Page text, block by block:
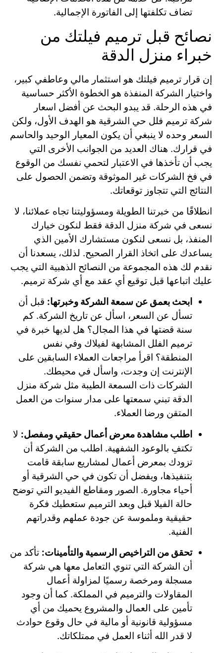
تضاف تكلفتها إلى الفاتورة الإجمالية.
نصائح قبل ترميم فيلتك من
خبراء منزل الدقة
إن قرار ترميم فيلتك هو استثمار مالي وعاطفي كبير،
واختيار الشركة المنفذة هو الخطوة الأكثر حساسية
في هذه الرحلة. قد يبدو البحث عن أفضل اسعار
شركة ترميم فلل حي الشرقية هو الهدف الأول، ولكن
السعر وحده لا ينبغي أن يكون المعيار الوحيد والحاسم
في قرارك. هناك العديد من الجوانب الأخرى التي
يجب أن تأخذها في الاعتبار لتحمي نفسك من الوقوع
في فخ الشركات غير الموثوقة وتضمن الحصول على
النتائج التي تتجاوز توقعاتك.
انطلاقًا من خبرتنا الطويلة ومسؤوليتنا تجاه عملائنا، لا
نسعى في شركة منزل الدقة فقط لنكون خيارك
المنفذ، بل نسعى لنكون مستشارك الأمين الذي
يساعدك على اتخاذ القرار الصحيح. لذلك، يسعدنا أن
نقدم لك هذه المجموعة من النصائح الذهبية التي يجب
عليك اتباعها قبل توقيع أي عقد مع أي شركة ترميم.
ابحث بعمق عن سمعة الشركة وخبرتها: قبل أن
تسأل عن السعر، اسأل عن تاريخ الشركة. كم
سنة قضتها في هذا المجال؟ هل لديها خبرة في
ترميم الفلل المشابهة لفيلاك وفي نفس
المنطقة؟ اقرأ مراجعات العملاء السابقين على
الإنترنت إن وجدت، واسأل في محيطك.
الشركات ذات السمعة الطيبة مثل شركة منزل
الدقة تبني سمعتها على مدار سنوات من العمل
المتقن ورضا العملاء.
اطلب مشاهدة معرض أعمال حقيقي ومفصل: لا
تكتفِ بالوعود الشفهية. اطلب من الشركة أن
تزودك بمعرض أعمال لمشاريع سابقة قامت
بتنفيذها، ويفضل أن تكون في حي الشرقية أو
أحياء مجاورة. الصور ومقاطع الفيديو التي توضح
حالة الفيلا قبل وبعد الترميم ستعطيك فكرة
حقيقية وملموسة عن جودة عملهم وقدراتهم
الفنية.
تحقق من التراخيص الرسمية والتأمينات: تأكد من
أن الشركة التي تنوي التعامل معها هي شركة
مسجلة ومرخصة رسميًا لمزاولة أعمال
المقاولات والترميم في المملكة. كما أن وجود
تأمين على العمال والمشروع يحميك من أي
مسؤولية قانونية أو مالية في حال وقوع حوادث
لا قدر الله أثناء العمل في ممتلكاتك.